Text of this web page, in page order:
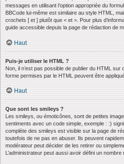
messages en utilisant l’option appropriée du
BBCode lui-même est similaire au style HTML,
crochets [ et ] plutôt que < et >. Pour plus
guide accessible depuis la page de rédaction de
Haut
Puis-je utiliser le HTML ?
Non, il n’est pas possible de publier du HTML
forme permises par le HTML peuvent être
Haut
Que sont les smileys ?
Les smileys, ou émoticônes, sont de petites
sentiments avec un code simple, exemple : :)
complète des smileys est visible sur la page de
toutefois de ne pas en abuser. Ils peuvent
modérateur peut décider de les retirer ou
L’administrateur peut aussi avoir défini un